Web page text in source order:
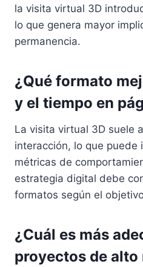
la visita virtual 3D
lo que genera mayor
permanencia.
¿Qué formato
y el tiempo en
La visita virtual 3D suele
interacción, lo que puede
métricas de
estrategia digital debe
formatos según el
¿Cuál es más
proyectos de alto